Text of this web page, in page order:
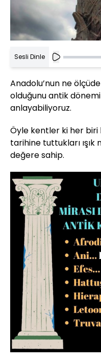
Sesli Dinle
Anadolu’nun ne
olduğunu antik
anlayabiliyoruz.
Öyle kentler ki her biri
tarihine tuttukları
değere sahip.